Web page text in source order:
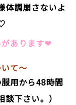
体調崩さないよ
あります❤︎
て～
用から48時間
談下さい。）